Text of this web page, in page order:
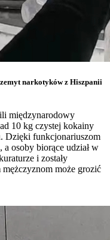
narkotyków z Hiszpanii
międzynarodowy
10 kg czystej kokainy
Dzięki funkcjonariuszom
osoby biorące udział w
i zostały
może grozić